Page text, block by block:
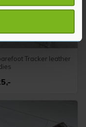
(fingerprinting)
worden
wijzigen of
en wordt jouw
bekijken en je
Tracker leather